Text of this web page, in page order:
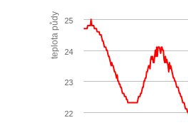
teplota půdy
22
23
24
25